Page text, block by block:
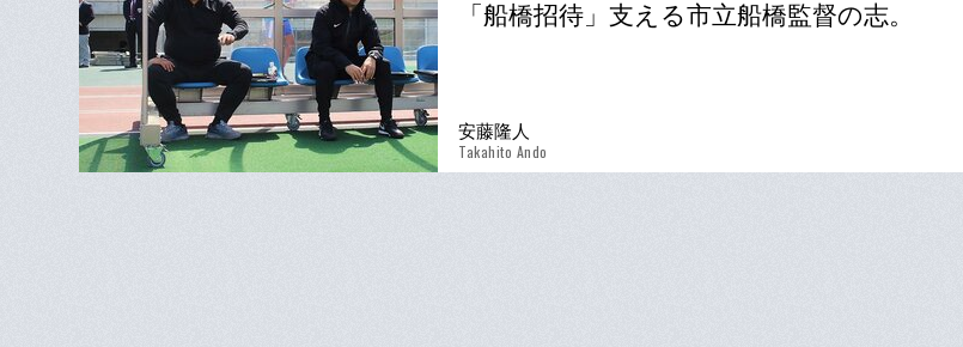
「船橋招待」支える市立船橋監督の志。
安藤隆人
Takahito Ando